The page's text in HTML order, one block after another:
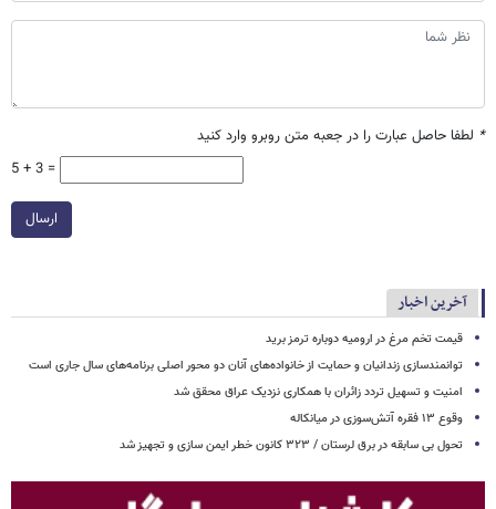
* لطفا حاصل عبارت را در جعبه متن روبرو وارد کنید
5 + 3 =
ارسال
آخرین اخبار
قیمت تخم مرغ در ارومیه دوباره ترمز برید
توانمندسازی زندانیان و حمایت از خانواده‌های آنان دو محور اصلی برنامه‌های سال جاری است
امنیت و تسهیل تردد زائران با همکاری نزدیک عراق محقق شد
وقوع ۱۳ فقره آتش‌سوزی در میانکاله
تحول بی سابقه در برق لرستان / ۳۲۳ کانون خطر ایمن سازی و تجهیز شد